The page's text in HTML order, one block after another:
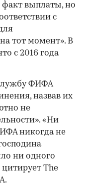
выплаты, но
с
тот момент». В
с 2016 года
ФИФА
назвав их
не
«Ни
никогда не
ни одного
The